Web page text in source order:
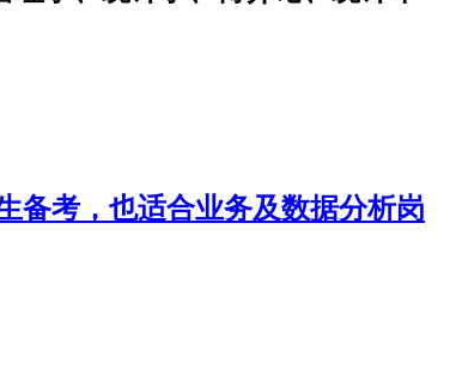
备考，也适合业务及数据分析岗